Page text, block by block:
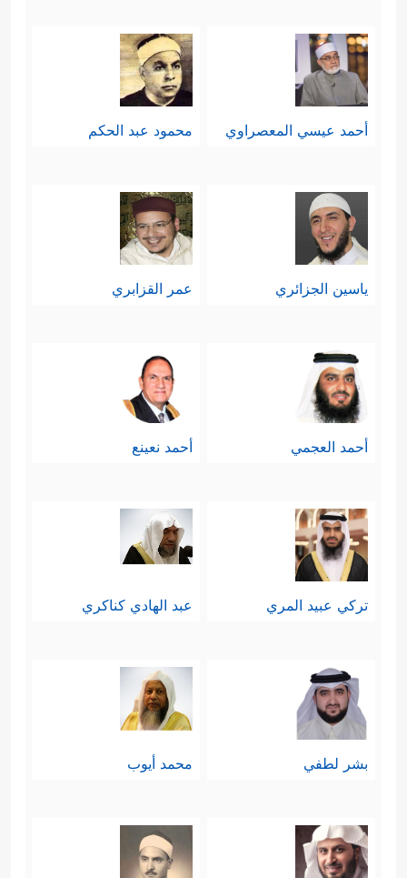
أحمد عيسي المعصراوي محمود عبد الحكم
ياسين الجزائري عمر القزابري
أحمد العجمي أحمد نعينع
تركي عبيد المري عبد الهادي كناكري
بشر لطفي محمد أيوب